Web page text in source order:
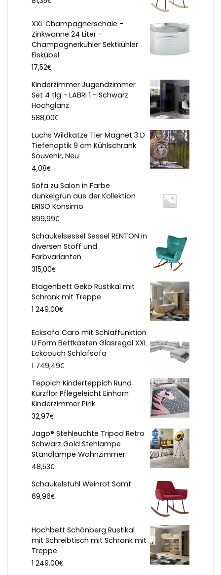
XXL Champagnerschale -
Zinkwanne 24 Liter -
Champagnerkühler Sektkühler
Eiskübel
17,52€
Kinderzimmer Jugendzimmer
Set 4 tlg - LABRI 1 - Schwarz
Hochglanz
588,00€
Luchs Wildkatze Tier Magnet 3 D
Tiefenoptik 9 cm Kühlschrank
Souvenir, Neu
4,08€
Sofa zu Salon in Farbe
dunkelgrün aus der Kollektion
ERISO Konsimo
899,99€
Schaukelsessel Sessel RENTON in
diversen Stoff und
Farbvarianten
315,00€
Etagenbett Geko Rustikal mit
Schrank mit Treppe
1 249,00€
Ecksofa Caro mit Schlaffunktion
U Form Bettkasten Glasregal XXL
Eckcouch Schlafsofa
1 749,49€
Teppich Kinderteppich Rund
Kurzflor Pflegeleicht Einhorn
Kinderzimmer Pink
32,97€
Jago® Stehleuchte Tripod Retro
Schwarz Gold Stehlampe
Standlampe Wohnzimmer
48,53€
Schaukelstuhl Weinrot Samt
69,96€
Hochbett Schönberg Rustikal
mit Schreibtisch mit Schrank mit
Treppe
1 249,00€